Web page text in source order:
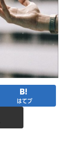
はてブ